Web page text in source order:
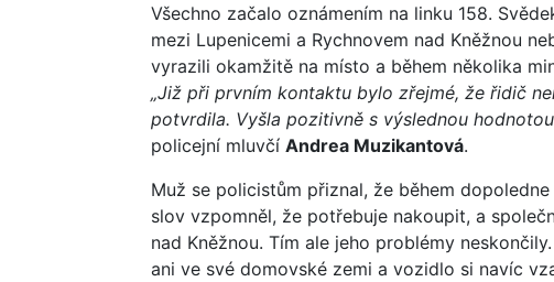
Všechno začalo oznámením na linku 158.
mezi Lupenicemi a Rychnovem nad Kněžnou
vyrazili okamžitě na místo a během několika
„Již při prvním kontaktu bylo zřejmé, že řidič
potvrdila. Vyšla pozitivně s výslednou
policejní mluvčí Andrea Muzikantová.
Muž se policistům přiznal, že během
slov vzpomněl, že potřebuje nakoupit, a
nad Kněžnou. Tím ale jeho problémy
ani ve své domovské zemi a vozidlo si navíc